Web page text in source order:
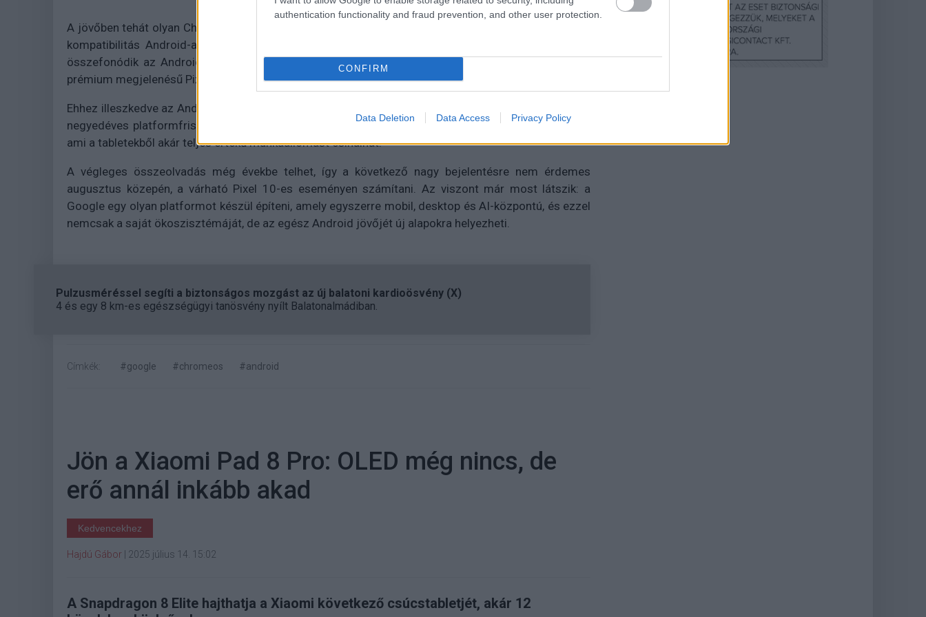
authentication functionality and fraud prevention, and other user protection.
CONFIRM
Data Deletion Data Access Privacy Policy
A jövőben tehát olyan Chromebookok érkezhetnek, amelyek teljes Android-alapokon működnek, így a
kompatibilitás Android-alkalmazásokkal még jobb lehet, miközben a rendszer mélyebb szinten is
összefonódik az Androidos telefonokkal. A kiszivárgott hírek szerint a Google dolgozik is egy új,
prémium megjelenésű Pixel Laptopon, amelynek belső kódneve Snowy.
Ehhez illeszkedve az Android is egyre inkább a desktop-funkcionalitás felé halad: az Android 16 első
negyedéves platformfrissítésében többablakos, külső kijelzőkre optimalizált asztali mód is érkezik,
ami a tabletekből akár teljes értékű munkaállomást csinálhat.
A végleges összeolvadás még évekbe telhet, így a következő nagy bejelentésre nem érdemes
augusztus közepén, a várható Pixel 10-es eseményen számítani. Az viszont már most látszik: a
Google egy olyan platformot készül építeni, amely egyszerre mobil, desktop és AI-központú, és ezzel
nemcsak a saját ökoszisztémáját, de az egész Android jövőjét új alapokra helyezheti.
Pulzusméréssel segíti a biztonságos mozgást az új balatoni kardioösvény (X)
4 és egy 8 km-es egészségügyi tanösvény nyílt Balatonalmádiban.
Címkék: #google #chromeos #android
Jön a Xiaomi Pad 8 Pro: OLED még nincs, de
erő annál inkább akad
Kedvencekhez
Hajdú Gábor 2025 július 14. 15:02
A Snapdragon 8 Elite hajthatja a Xiaomi következő csúcstabletjét, akár 12